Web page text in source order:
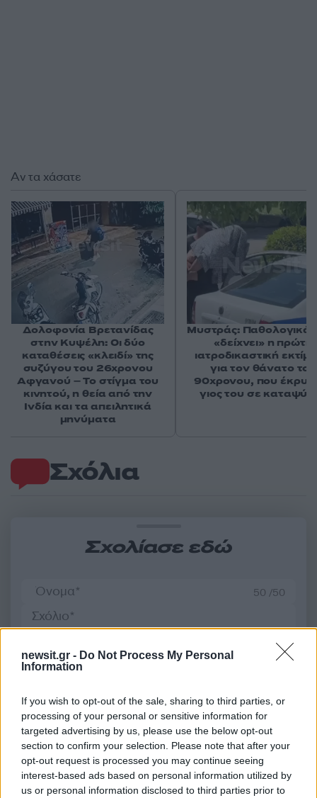
newsit.gr - Do Not Process My Personal
Information
If you wish to opt-out of the sale, sharing to third parties, or
processing of your personal or sensitive information for
targeted advertising by us, please use the below opt-out
section to confirm your selection. Please note that after your
opt-out request is processed you may continue seeing
interest-based ads based on personal information utilized by
us or personal information disclosed to third parties prior to
Σχόλια
Σχολίασε εδώ
50 /50
Υποβολή σχολίου
Όροι Χρήσης. Το site προστατεύεται από reCAPTCHA, ισχύουν
Πολιτική Απορρήτου&Όροι Χρήσης της Google.
Επιχειρήσεις
ΕΣΠΑ
ΕΥΒΟΙΑ ΝΙΚΟΣ ΠΑΠΑΘΑΝΑΣΗΣ
Αν τα χάσατε
Δολοφονία Βρετανίδας
στην Κυψέλη: Οι δύο
καταθέσεις «κλειδί» της
συζύγου του 26χρονου
Αφγανού – Το στίγμα του
κινητού, η θεία από την
Ινδία και τα απειλητικά
μηνύματα
Μυστράς: Παθολογικά
«δείχνει» η πρώτη
ιατροδικαστική
για τον θάνατο του
90χρονου, που
γιος του σε